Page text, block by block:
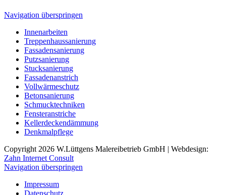
Navigation überspringen
Innenarbeiten
Treppenhaussanierung
Fassadensanierung
Putzsanierung
Stucksanierung
Fassadenanstrich
Vollwärmeschutz
Betonsanierung
Schmucktechniken
Fensteranstriche
Kellerdeckendämmung
Denkmalpflege
Copyright 2026 W.Lüttgens Malereibetrieb GmbH | Webdesign:
Zahn Internet Consult
Navigation überspringen
Impressum
Datenschutz